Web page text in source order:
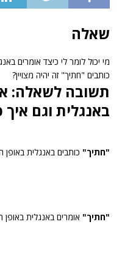
שאלה
מי יכול לומר לי כיצד אומרים
כותבים "חתיך" זה יהיה מצויין?
תשובה לשאלה:
באנגלית וגם
"חתיך" כותבים באנגלית באופן
"חתיך" אומרים באנגלית באופן